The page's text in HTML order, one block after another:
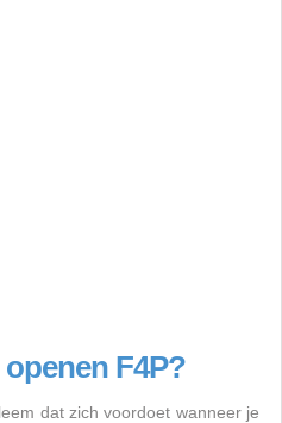
F4P?
dat zich voordoet wanneer je